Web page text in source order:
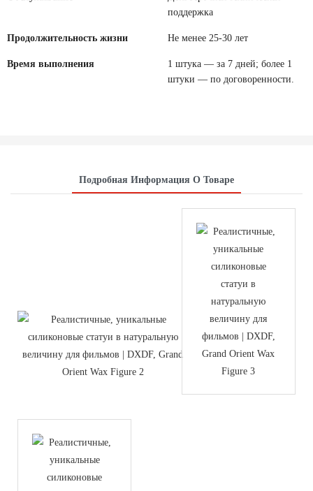
поддержка
Продолжительность жизни Не менее 25-30 лет
Время выполнения
1 штука — за 7 дней; более 1
штуки — по договоренности.
Подробная Информация О Товаре